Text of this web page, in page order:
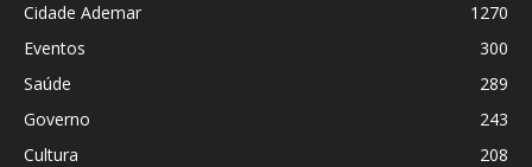
Cidade Ademar
1270
Eventos
300
Saúde
289
Governo
243
Cultura
208